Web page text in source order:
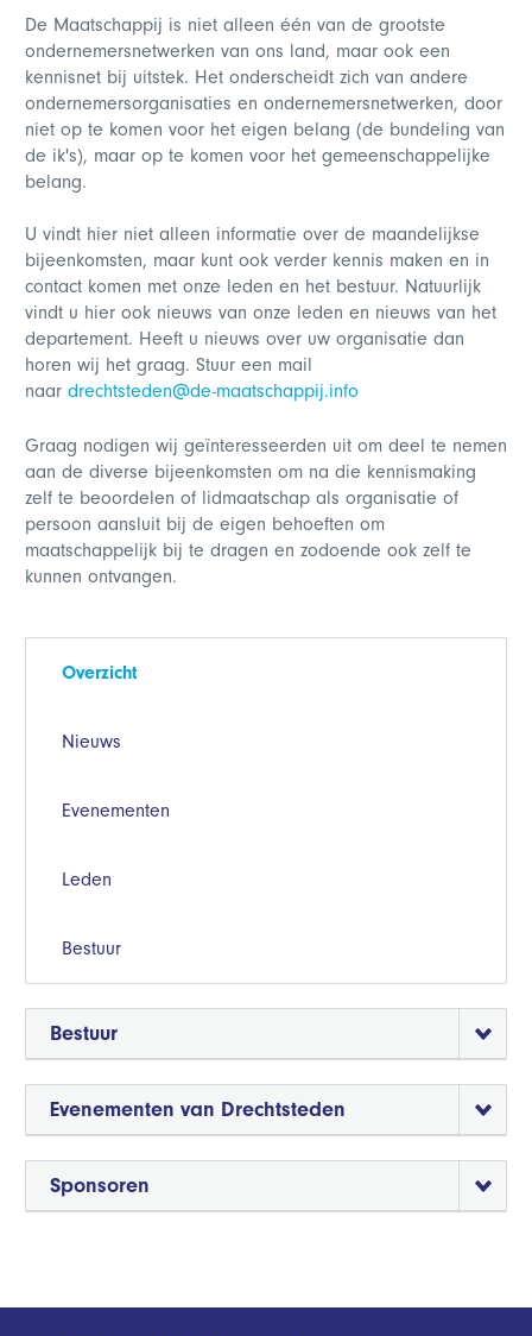
De Maatschappij is niet alleen één van de grootste
ondernemersnetwerken van ons land, maar ook een
kennisnet bij uitstek. Het onderscheidt zich van andere
ondernemersorganisaties en ondernemersnetwerken, door
niet op te komen voor het eigen belang (de bundeling van
de ik's), maar op te komen voor het gemeenschappelijke
belang.
U vindt hier niet alleen informatie over de maandelijkse
bijeenkomsten, maar kunt ook verder kennis maken en in
contact komen met onze leden en het bestuur. Natuurlijk
vindt u hier ook nieuws van onze leden en nieuws van het
departement. Heeft u nieuws over uw organisatie dan
horen wij het graag. Stuur een mail
naar drechtsteden@de-maatschappij.info
Graag nodigen wij geïnteresseerden uit om deel te nemen
aan de diverse bijeenkomsten om na die kennismaking
zelf te beoordelen of lidmaatschap als organisatie of
persoon aansluit bij de eigen behoeften om
maatschappelijk bij te dragen en zodoende ook zelf te
kunnen ontvangen.
Overzicht
Nieuws
Evenementen
Leden
Bestuur
Bestuur
Evenementen van Drechtsteden
Sponsoren